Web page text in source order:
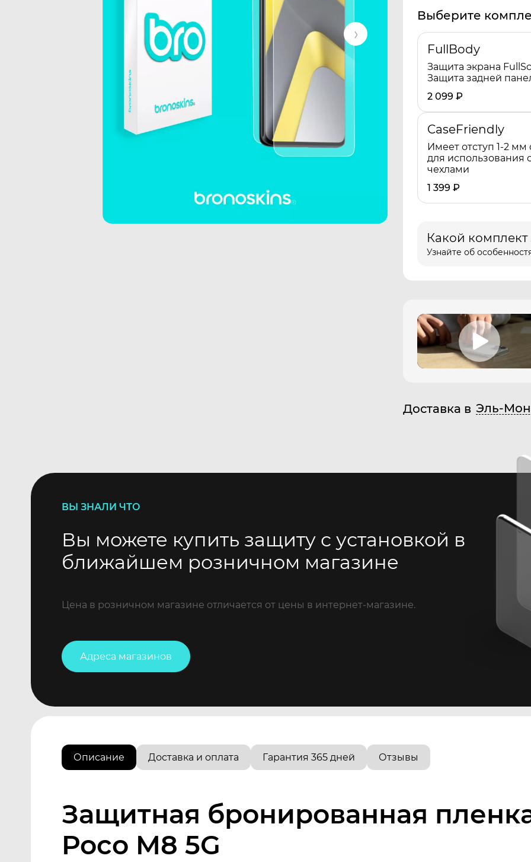
Выберите
FullBody
Защита экрана
Защита задней
2 099 ₽
CaseFriendly
Имеет отступ 1-2 мм
для использования
чехлами
1 399 ₽
Какой
Узнайте об
Доставка в Эль-
ВЫ ЗНАЛИ ЧТО
Вы можете купить защиту с установкой в
ближайшем розничном магазине
Цена в розничном магазине отличается от цены в интернет-магазине.
Адреса магазинов
Описание Доставка и оплата Гарантия 365 дней Отзывы
Защитная бронированная
Poco M8 5G